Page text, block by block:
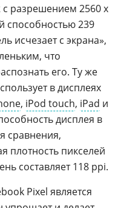
разрешением 2560 x
способностью 239
исчезает с экрана»,
что
его. Ту же
в дисплеях
, iPod touch, iPad и
дисплея в
сравнения,
плотность пикселей
составляет 118 ppi.
Pixel является